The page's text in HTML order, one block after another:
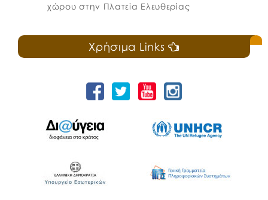
χώρου στην Πλατεία Ελευθερίας
Χρήσιμα Links